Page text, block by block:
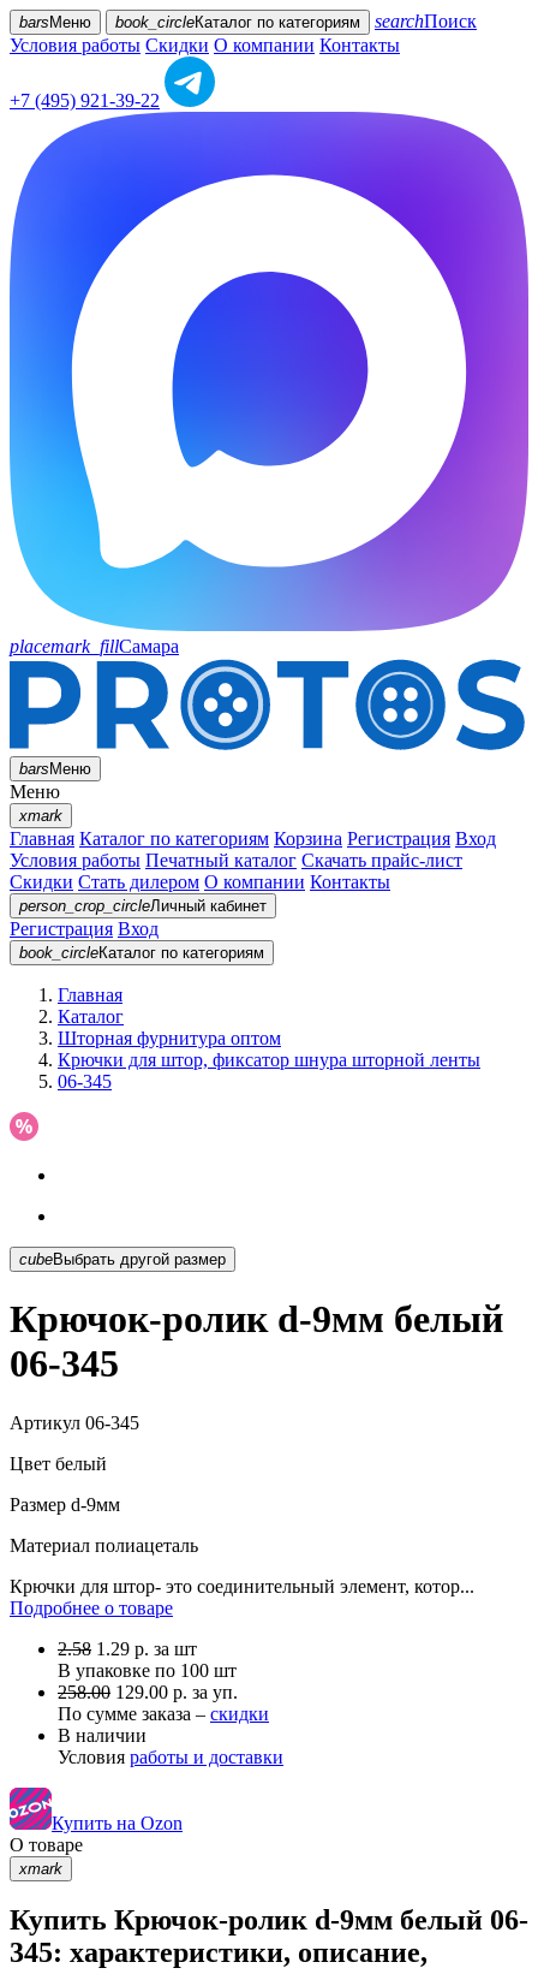
bars Меню book_circleКаталог по категориям searchПоиск
Условия работы Скидки О компании Контакты
+7 (495) 921-39-22
placemark_fillСамара
barsМеню
Меню
xmark
Главная Каталог по категориям Корзина Регистрация Вход
Условия работы Печатный каталог Скачать прайс-лист
Скидки Стать дилером О компании Контакты
person_crop_circleЛичный кабинет
Регистрация Вход
book_circleКаталог по категориям
Главная
Каталог
Шторная фурнитура оптом
Крючки для штор, фиксатор шнура шторной ленты
06-345
cubeВыбрать другой размер
Крючок-ролик d-9мм белый
06-345
Артикул 06-345
Цвет белый
Размер d-9мм
Материал полиацеталь
Крючки для штор- это соединительный элемент, котор...
Подробнее о товаре
2.58 1.29 р. за шт
В упаковке по 100 шт
258.00 129.00 р. за уп.
По сумме заказа – скидки
В наличии
Условия работы и доставки
Купить на Ozon
О товаре
xmark
Купить Крючок-ролик d-9мм белый 06-
345: характеристики, описание,